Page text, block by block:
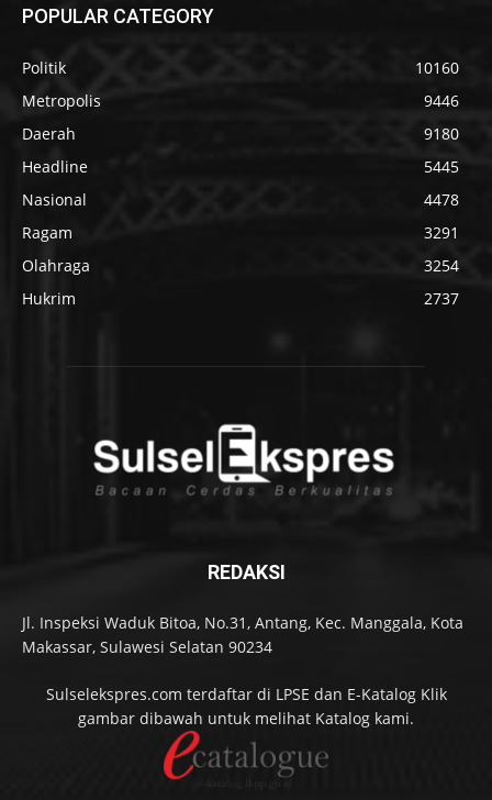
POPULAR CATEGORY
Politik
10160
Metropolis
9446
Daerah
9180
Headline
5445
Nasional
4478
Ragam
3291
Olahraga
3254
Hukrim
2737
REDAKSI
Jl. Inspeksi Waduk Bitoa, No.31, Antang, Kec. Manggala, Kota
Makassar, Sulawesi Selatan 90234
Sulselekspres.com terdaftar di LPSE dan E-Katalog Klik
gambar dibawah untuk melihat Katalog kami.